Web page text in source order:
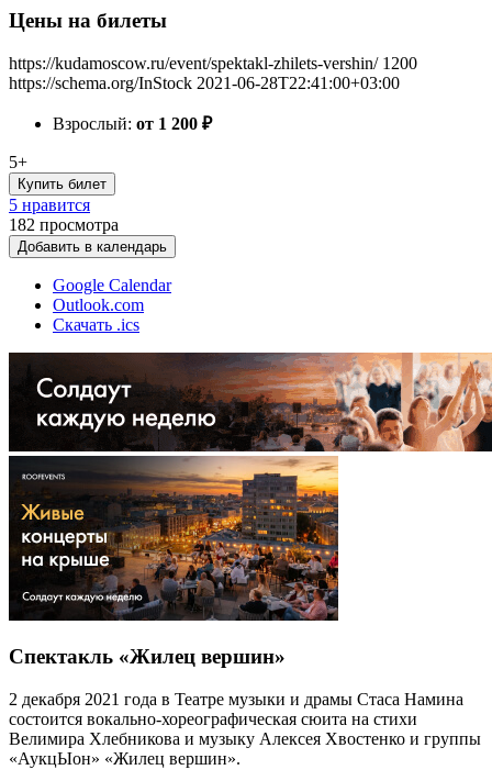
Цены на билеты
https://kudamoscow.ru/event/spektakl-zhilets-vershin/ 1200
https://schema.org/InStock 2021-06-28T22:41:00+03:00
Взрослый: от 1 200 ₽
5+
Купить билет
5 нравится
182 просмотра
Добавить в календарь
Google Calendar
Outlook.com
Скачать .ics
Спектакль «Жилец вершин»
2 декабря 2021 года в Театре музыки и драмы Стаса Намина
состоится вокально-хореографическая сюита на стихи
Велимира Хлебникова и музыку Алексея Хвостенко и группы
«АукцЫон» «Жилец вершин».